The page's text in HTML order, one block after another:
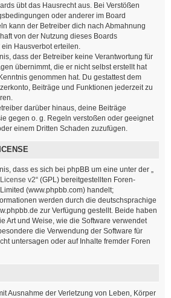
übt das Hausrecht aus. Bei Verstößen
oder anderer im Board
kann der Betreiber dich nach Abmahnung
von der Nutzung dieses Boards
Hausverbot erteilen.
dass der Betreiber keine Verantwortung für
übernimmt, die er nicht selbst erstellt hat
genommen hat. Du gestattest dem
Beiträge und Funktionen jederzeit zu
darüber hinaus, deine Beiträge
gegen o. g. Regeln verstoßen oder geeignet
einem Dritten Schaden zuzufügen.
dass es sich bei phpBB um eine unter der „
v2“ (GPL) bereitgestellten Foren-
(www.phpbb.com) handelt;
werden durch die deutschsprachige
zur Verfügung gestellt. Beide haben
Art und Weise, wie die Software verwendet
die Verwendung der Software für
untersagen oder auf Inhalte fremder Foren
Ausnahme der Verletzung von Leben, Körper